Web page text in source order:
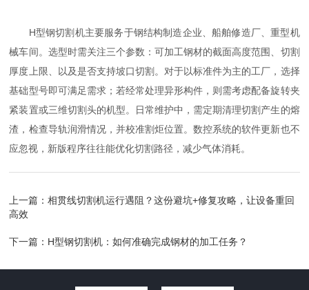
H型钢切割机主要服务于钢结构制造企业、船舶修造厂、重型机
械车间。选型时需关注三个参数：可加工钢材的截面高度范围、切割
厚度上限、以及是否支持坡口切割。对于以标准件为主的工厂，选择
基础型号即可满足需求；若经常处理异形构件，则需考虑配备旋转夹
紧装置或三维切割头的机型。日常维护中，需定期清理切割产生的熔
渣，检查导轨润滑情况，并校准割炬位置。数控系统的软件更新也不
应忽视，新版程序往往能优化切割路径，减少气体消耗。
上一篇：相贯线切割机运行遇阻？这份避坑+修复攻略，让设备重回
高效
下一篇： H型钢切割机：如何准确完成钢材的加工任务？